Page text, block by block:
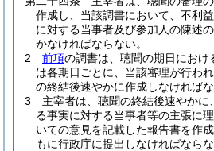
作成し、当該調書において、不利
に対する当事者及び参加人の陳述
かなければならない。
2
前項の調書は、聴聞の期日におけ
は各期日ごとに、当該審理が行わ
の終結後速やかに作成しなければな
3
主宰者は、聴聞の終結後速やかに
る事実に対する当事者等の主張に
いての意見を記載した報告書を作成
もに行政庁に提出しなければならな